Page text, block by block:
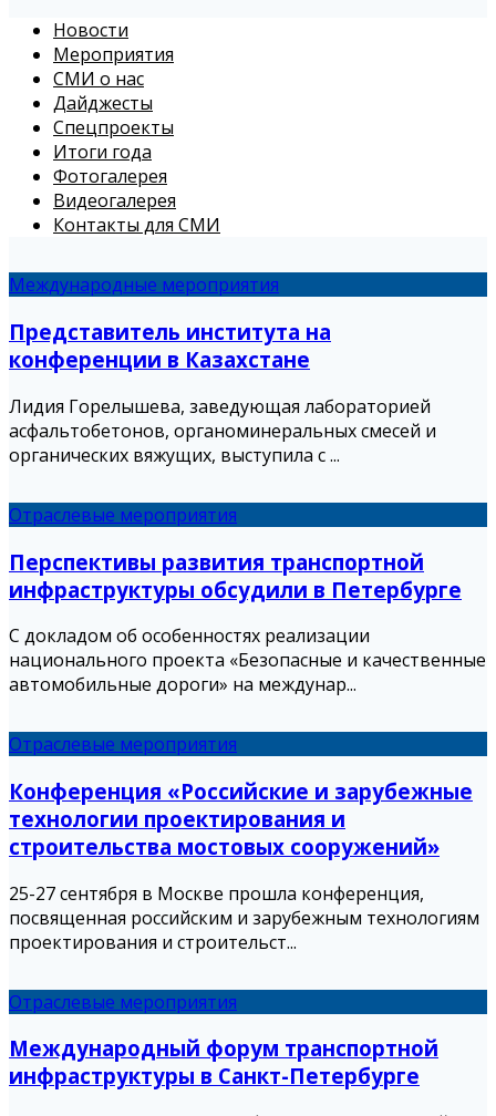
Новости
Мероприятия
СМИ о нас
Дайджесты
Спецпроекты
Итоги года
Фотогалерея
Видеогалерея
Контакты для СМИ
Международные мероприятия
Представитель института на
конференции в Казахстане
Лидия Горелышева, заведующая лабораторией
асфальтобетонов, органоминеральных смесей и
органических вяжущих, выступила с ...
Отраслевые мероприятия
Перспективы развития транспортной
инфраструктуры обсудили в Петербурге
С докладом об особенностях реализации
национального проекта «Безопасные и качественные
автомобильные дороги» на междунар...
Отраслевые мероприятия
Конференция «Российские и зарубежные
технологии проектирования и
строительства мостовых сооружений»
25-27 сентября в Москве прошла конференция,
посвященная российским и зарубежным технологиям
проектирования и строительст...
Отраслевые мероприятия
Международный форум транспортной
инфраструктуры в Санкт-Петербурге